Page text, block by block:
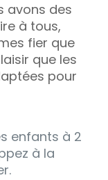
avons des
à tous,
fier que
que les
pour
enfants à 2
à la